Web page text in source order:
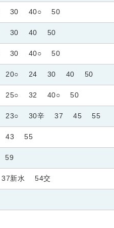
30 40○ 50
30 40 50
30 40○ 50
20○ 24 30 40 50
25○ 32 40○ 50
23○ 30辛 37 45 55
43 55
59
37新水 54交